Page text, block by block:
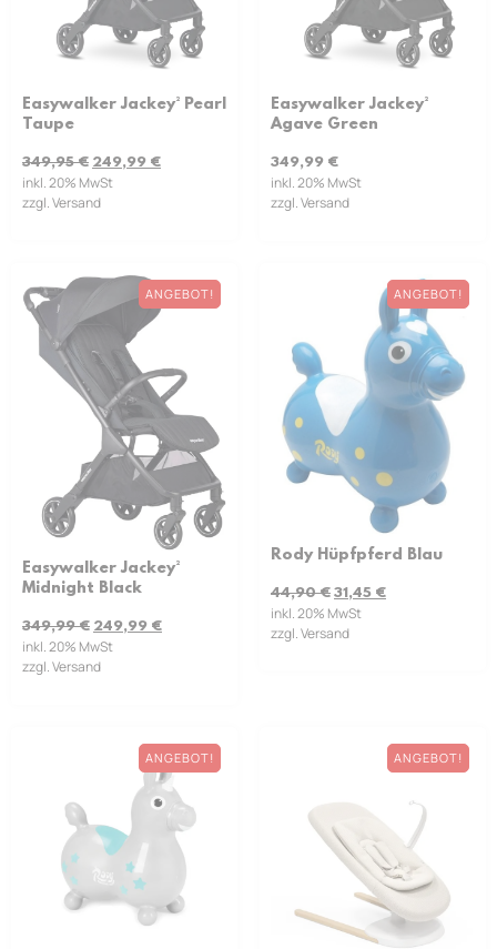
Easywalker Jackey² Pearl
Taupe
349,95€ 249,99 €
inkl. 20% MwSt
zzgl. Versand
Easywalker Jackey²
Agave Green
349,99 €
inkl. 20% MwSt
zzgl. Versand
ANGEBOT!
Easywalker Jackey²
Midnight Black
349,99€ 249,99 €
inkl. 20% MwSt
zzgl. Versand
ANGEBOT!
Rody Hüpfpferd Blau
44,90€ 31,45 €
inkl. 20% MwSt
zzgl. Versand
ANGEBOT! ANGEBOT!